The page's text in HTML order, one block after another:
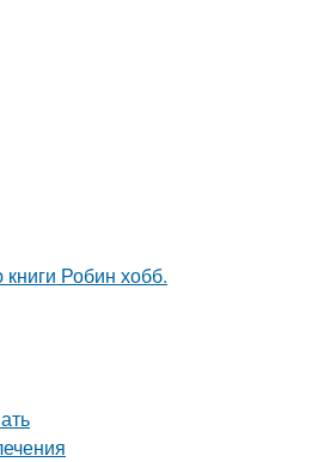
Робин хобб.